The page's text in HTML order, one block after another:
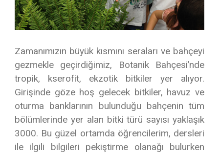
Zamanımızın büyük kısmını seraları ve bahçeyi
gezmekle geçirdiğimiz, Botanik Bahçesi’nde
tropik, kserofit, ekzotik bitkiler yer alıyor.
Girişinde göze hoş gelecek bitkiler, havuz ve
oturma banklarının bulunduğu bahçenin tüm
bölümlerinde yer alan bitki türü sayısı yaklaşık
3000. Bu güzel ortamda öğrencilerim, dersleri
ile ilgili bilgileri pekiştirme olanağı bulurken